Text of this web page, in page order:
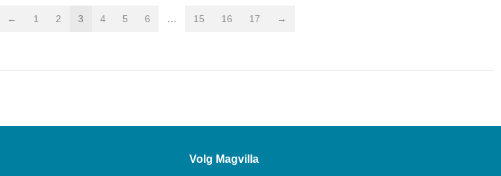
← 1 2 3 4 5 6 15 16 17 →
Volg Magvilla